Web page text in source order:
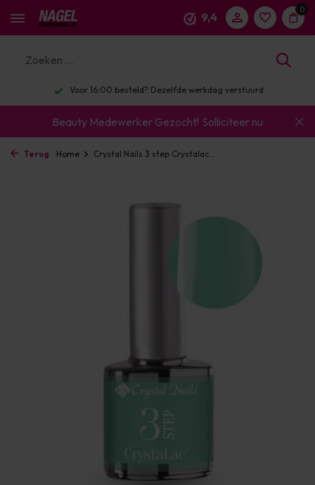
9,4
0
Voor 16:00 besteld? Dezelfde werkdag verstuurd
Beauty Medewerker Gezocht! Solliciteer nu
Terug Home Crystal Nails 3 step Crystalac...